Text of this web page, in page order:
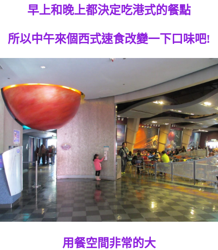
早上和晚上都決定吃港式的餐點
所以中午來個西式速食改變一下口味吧!
用餐空間非常的大